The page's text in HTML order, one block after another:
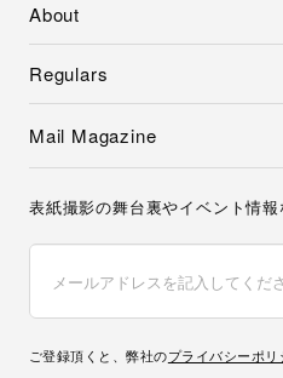
About
Regulars
Mail Magazine
表紙撮影の舞台裏やイベント情報
ご登録頂くと、弊社のプライバシーポリ